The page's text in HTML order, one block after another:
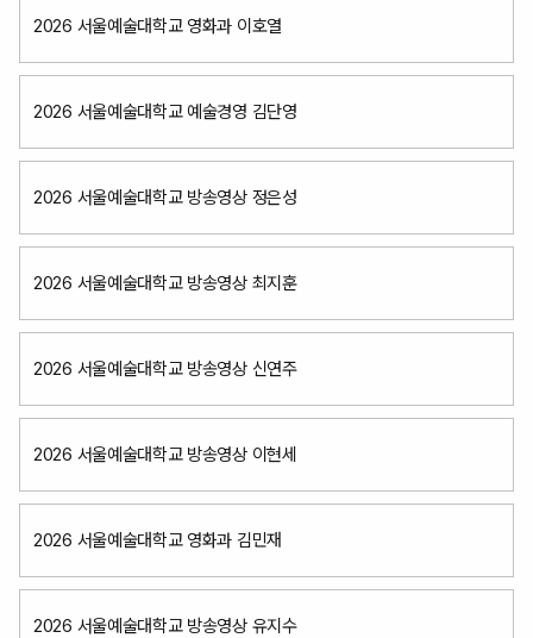
2026 서울예술대학교 영화과 이호열
2026 서울예술대학교 예술경영 김단영
2026 서울예술대학교 방송영상 정은성
2026 서울예술대학교 방송영상 최지훈
2026 서울예술대학교 방송영상 신연주
2026 서울예술대학교 방송영상 이현세
2026 서울예술대학교 영화과 김민재
2026 서울예술대학교 방송영상 유지수